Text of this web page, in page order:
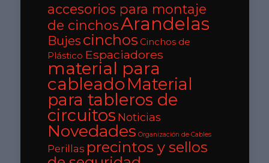
accesorios para montaje
de cinchosArandelas
Bujes cinchos Cinchos de
Plástico Espaciadores
material para
cableadoMaterial
para tableros de
circuitos Noticias
Novedades Organización de Cables
Perillas precintos y sellos